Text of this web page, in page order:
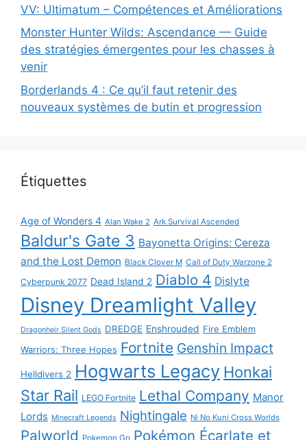
VV: Ultimatum – Compétences et Améliorations
Monster Hunter Wilds: Ascendance — Guide
des stratégies émergentes pour les chasses à
venir
Borderlands 4 : Ce qu’il faut retenir des
nouveaux systèmes de butin et progression
Étiquettes
Age of Wonders 4 Alan Wake 2 Ark Survival Ascended
Baldur's Gate 3 Bayonetta Origins: Cereza
and the Lost Demon Black Clover M Call of Duty Warzone 2
Cyberpunk 2077 Dead Island 2 Diablo 4 Dislyte
Disney Dreamlight Valley
Dragonheir Silent Gods DREDGE Enshrouded Fire Emblem
Warriors: Three Hopes Fortnite Genshin Impact
Helldivers 2 Hogwarts Legacy Honkai
Star Rail LEGO Fortnite Lethal Company Manor
Lords Minecraft Legends Nightingale Ni No Kuni Cross Worlds
Palworld Pokemon Go Pokémon Écarlate et